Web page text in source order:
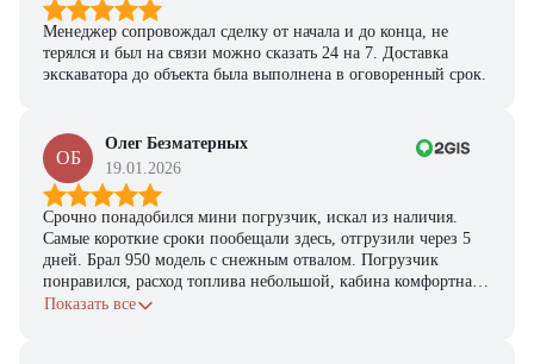
Менеджер сопровождал сделку от начала и до конца, не
терялся и был на связи можно сказать 24 на 7. Доставка
экскаватора до объекта была выполнена в оговоренный срок.
ОБ
Олег Безматерных
19.01.2026
Срочно понадобился мини погрузчик, искал из наличия.
Самые короткие сроки пообещали здесь, отгрузили через 5
дней. Брал 950 модель с снежным отвалом. Погрузчик
понравился, расход топлива небольшой, кабина комфортная,
с задачами справляется.
Показать все
Получите выгодное
предложение на спецтехнику
Ответьте на несколько вопросов — мы предоставим
персональную подборку моделей и лучшие условия
покупки